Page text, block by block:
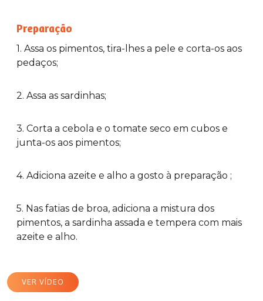
Preparação
1. Assa os pimentos, tira-lhes a pele e corta-os aos
pedaços;
2. Assa as sardinhas;
3. Corta a cebola e o tomate seco em cubos e
junta-os aos pimentos;
4. Adiciona azeite e alho a gosto à preparação ;
5. Nas fatias de broa, adiciona a mistura dos
pimentos, a sardinha assada e tempera com mais
azeite e alho.
VER VÍDEO